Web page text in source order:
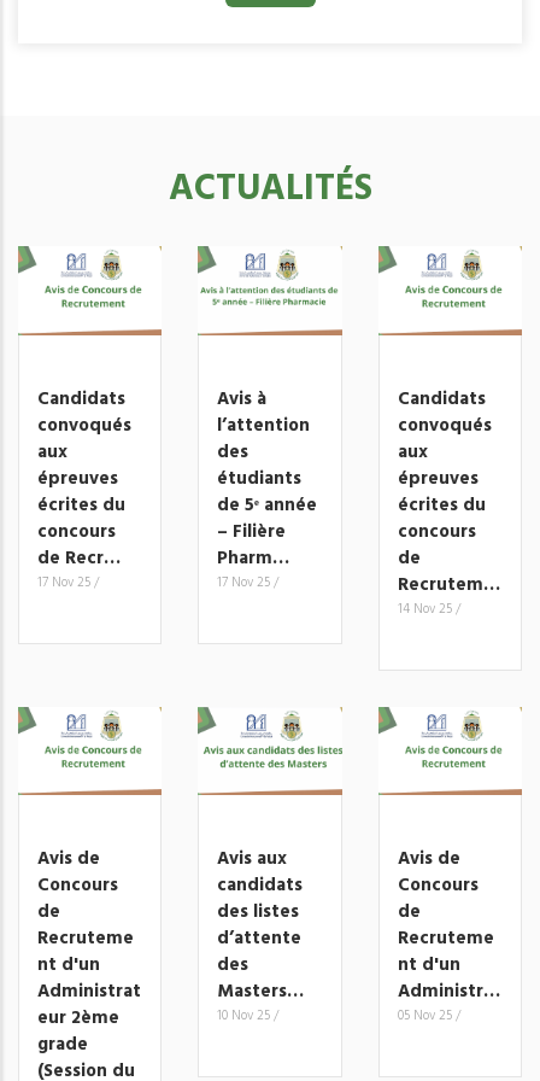
ACTUALITÉS
Candidats
convoqués
aux
épreuves
écrites du
concours
de Recr…
17 Nov 25/
Avis à
l’attention
des
étudiants
de 5ᵉ année
– Filière
Pharm…
17 Nov 25/
Candidats
convoqués
aux
épreuves
écrites du
concours
de
Recrutem…
14 Nov 25/
Avis de
Concours
de
Recruteme
nt d'un
Administrat
eur 2ème
grade
(Session du
Avis aux
candidats
des listes
d’attente
des
Masters…
10 Nov 25/
Avis de
Concours
de
Recruteme
nt d'un
Administr…
05 Nov 25/